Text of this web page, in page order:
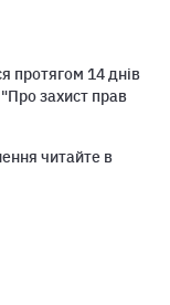
протягом 14 днів
"Про захист прав
читайте в